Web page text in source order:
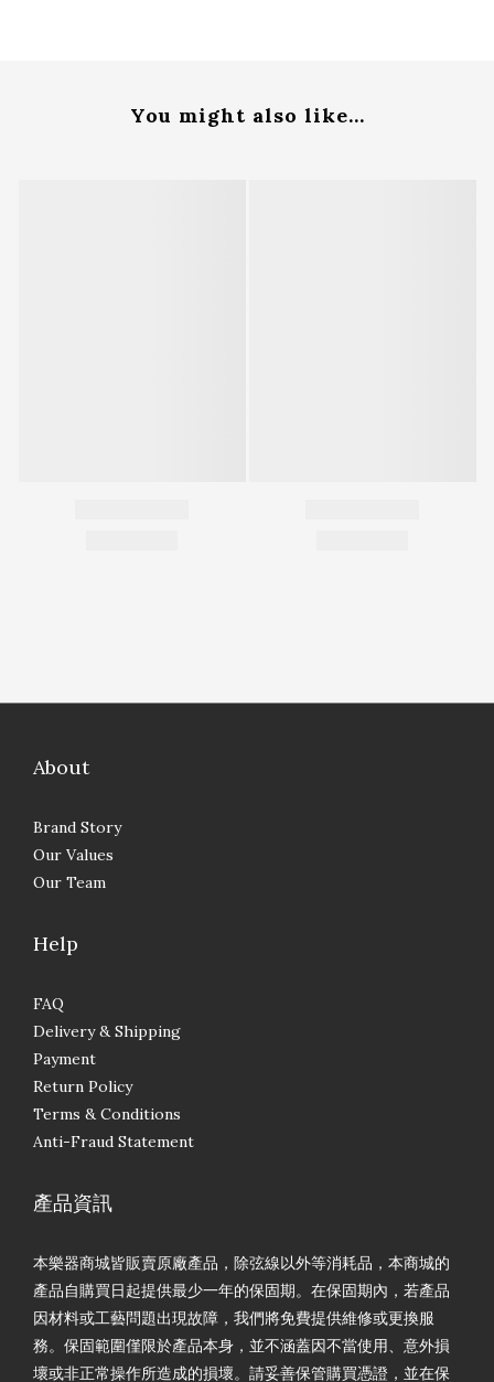
You might also like...
About
Brand Story
Our Values
Our Team
Help
FAQ
Delivery & Shipping
Payment
Return Policy
Terms & Conditions
Anti-Fraud Statement
產品資訊
本樂器商城皆販賣原廠產品，除弦線以外等消耗品，本商城的
產品自購買日起提供最少一年的保固期。在保固期內，若產品
因材料或工藝問題出現故障，我們將免費提供維修或更換服
務。保固範圍僅限於產品本身，並不涵蓋因不當使用、意外損
壞或非正常操作所造成的損壞。請妥善保管購買憑證，並在保